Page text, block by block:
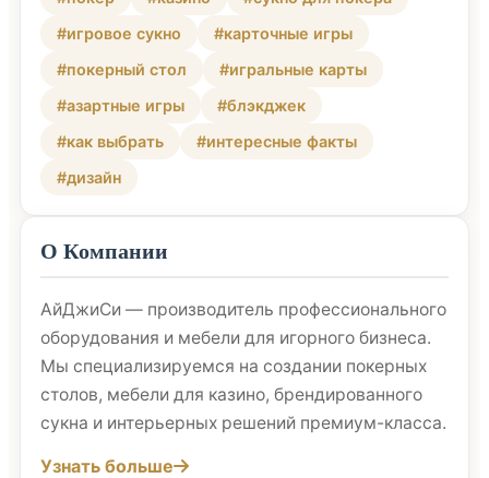
#игровое сукно
#карточные игры
#покерный стол
#игральные карты
#азартные игры
#блэкджек
#как выбрать
#интересные факты
#дизайн
О Компании
АйДжиСи — производитель профессионального
оборудования и мебели для игорного бизнеса.
Мы специализируемся на создании покерных
столов, мебели для казино, брендированного
сукна и интерьерных решений премиум-класса.
Узнать больше